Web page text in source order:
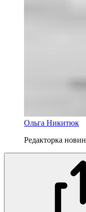
Ольга Никитюк
Редакторка новин